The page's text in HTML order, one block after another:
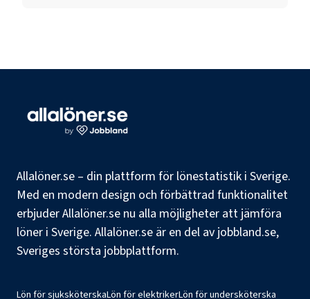
Allalöner.se – din plattform för lönestatistik i Sverige.
Med en modern design och förbättrad funktionalitet
erbjuder Allalöner.se nu alla möjligheter att jämföra
löner i Sverige. Allalöner.se är en del av jobbland.se,
Sveriges största jobbplattform.
Lön för sjuksköterskaLön för elektrikerLön för undersköterska